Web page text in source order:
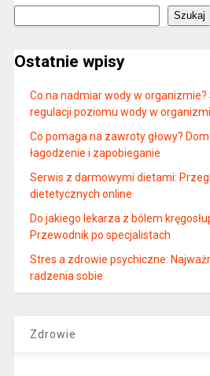
Szukaj
Ostatnie wpisy
Co na nadmiar wody w
regulacji poziomu wody w
Co pomaga na zawroty głowy?
łagodzenie i zapobieganie
Serwis z darmowymi dietami:
dietetycznych online
Do jakiego lekarza z bólem
Przewodnik po specjalistach
Stres a zdrowie psychiczne:
radzenia sobie
Zdrowie